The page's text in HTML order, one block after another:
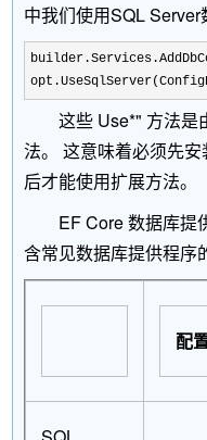
中我们使用SQL Server
opt.UseSqlServer(
这些 Use*" 方法是
法。 这意味着必须先
后才能使用扩展方法。
EF Core 数据库提
含常见数据库提供程序
配